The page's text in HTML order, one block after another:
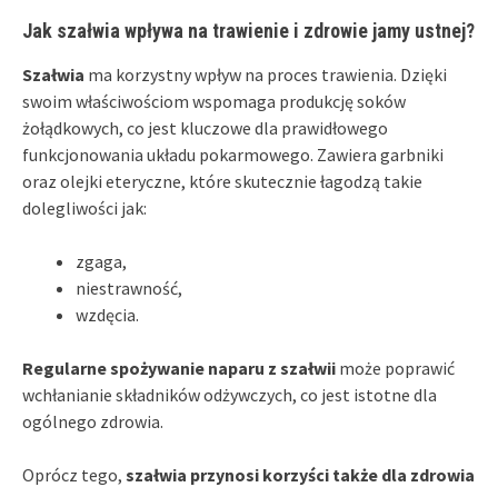
Jak szałwia wpływa na trawienie i zdrowie jamy ustnej?
Szałwia ma korzystny wpływ na proces trawienia. Dzięki
swoim właściwościom wspomaga produkcję soków
żołądkowych, co jest kluczowe dla prawidłowego
funkcjonowania układu pokarmowego. Zawiera garbniki
oraz olejki eteryczne, które skutecznie łagodzą takie
dolegliwości jak:
zgaga,
niestrawność,
wzdęcia.
Regularne spożywanie naparu z szałwii może poprawić
wchłanianie składników odżywczych, co jest istotne dla
ogólnego zdrowia.
Oprócz tego, szałwia przynosi korzyści także dla zdrowia